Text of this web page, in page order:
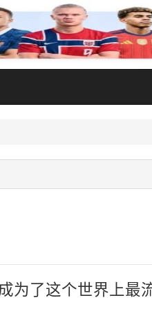
为了这个世界上最